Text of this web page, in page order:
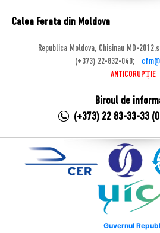
Calea Ferata din Moldova
Republica Moldova, Chisinau MD-
(+373) 22-832-040;
ANTICORUPȚIE
Biroul de
(+373) 22 83-33-33
Guvernul